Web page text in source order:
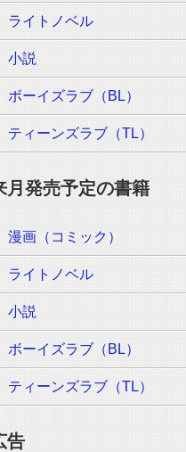
ライトノベル
小説
ボーイズラブ（BL）
ティーンズラブ（TL）
月発売予定の書籍
漫画（コミック）
ライトノベル
小説
ボーイズラブ（BL）
ティーンズラブ（TL）
告